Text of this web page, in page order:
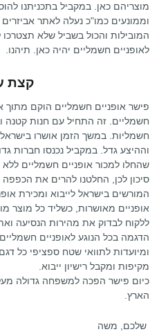
מוצריהם כאן. במקביל בתכניתנו
וממונעים כמו"כ נעלה לאתר
המובילות והכול בשביל שלא
לאופניים חשמליים יהיה כאן. תיהנו.
קצת
פישר אופניים חשמליים הוקם מתוך
חשמליים. זה התחיל עם חנות קטנה
חשמליות. במשך הזמן אושרו בישראל
וההיצע גדל. במקביל נכנסו חברות
שהחלו למכור אופניים חשמליים
סיכון לכן, החלטנו להרים את
המורשים בישראל לייבוא ומכירת
אופניים מאושרות, כשליד כל מוצר
ללקוח לבדוק את מהירות הנסיעה
הדגמה בכל הנוגע לאופניים
ומיועדות לתוואי שטח ספציפי כל
מקיפות ומקבל רישיון ייבוא.
כיום פישר הפכה למשפחה גדולה מעל
הארץ.
שלכם, משה